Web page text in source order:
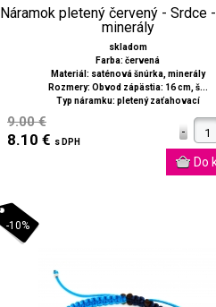
Náramok pletený červený - Srdce
minerály
skladom
Farba: červená
Materiál: saténová šnúrka, minerály
Rozmery: Obvod zápästia: 16 cm, š...
Typ náramku: pletený zaťahovací
9.00 €
8.10 € s DPH
-10%